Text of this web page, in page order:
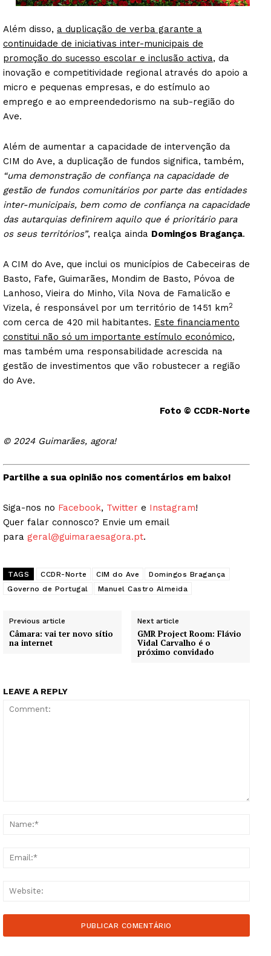
Além disso, a duplicação de verba garante a
continuidade de iniciativas inter-municipais de
promoção do sucesso escolar e inclusão activa, da
inovação e competitividade regional através do apoio a
micro e pequenas empresas, e do estímulo ao
emprego e ao empreendedorismo na sub-região do
Ave.
Além de aumentar a capacidade de intervenção da
CIM do Ave, a duplicação de fundos significa, também,
“uma demonstração de confiança na capacidade de
gestão de fundos comunitários por parte das entidades
inter-municipais, bem como de confiança na capacidade
das autarquias definirem aquilo que é prioritário para
os seus territórios”, realça ainda Domingos Bragança.
A CIM do Ave, que inclui os municípios de Cabeceiras de
Basto, Fafe, Guimarães, Mondim de Basto, Póvoa de
Lanhoso, Vieira do Minho, Vila Nova de Famalicão e
Vizela, é responsável por um território de 1451 km2
com cerca de 420 mil habitantes. Este financiamento
constitui não só um importante estímulo económico,
mas também uma responsabilidade acrescida na
gestão de investimentos que vão robustecer a região
do Ave.
Foto © CCDR-Norte
© 2024 Guimarães, agora!
Partilhe a sua opinião nos comentários em baixo!
Siga-nos no Facebook, Twitter e Instagram!
Quer falar connosco? Envie um email
para geral@guimaraesagora.pt.
TAGS CCDR-Norte CIM do Ave
Domingos Bragança
Governo de Portugal
Manuel Castro Almeida
Previous article
Câmara: vai ter novo sítio
na internet
Next article
GMR Project Room: Flávio
Vidal Carvalho é o
próximo convidado
LEAVE A REPLY